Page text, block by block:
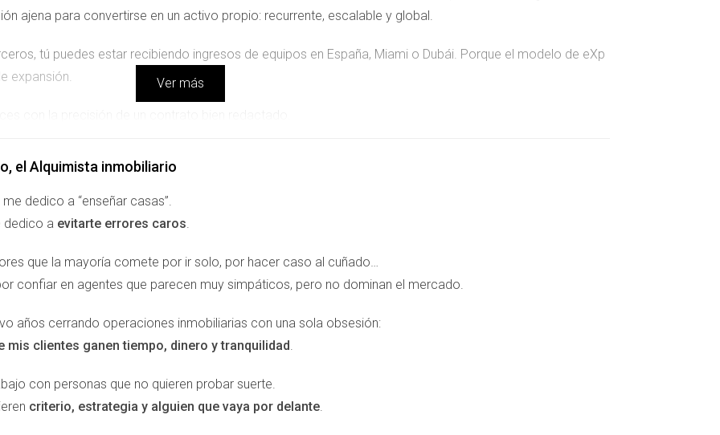
ajena para convertirse en un activo propio: recurrente, escalable y global.
tú puedes estar recibiendo ingresos de equipos en España, Miami o Dubái. Porque el modelo de eXp
expansión.
que manda sin trono
Francia. Solo tenía que mover un papel en su escritorio.
la red de eXp Realty: mueve documentos digitales, lidera equipos internacionales, y construye una
bufete. Control sin exposición. Poder sin peso. Expansión sin desgaste.
Donde antes había sellos de cera, hoy hay CRM, contratos cloud y revenue share. Y donde antes había
y comunidades profesionales.
la ironía también factura)
Ver más
el Alquimista inmobiliario
me dedico a “enseñar casas”.
dedico a evitarte errores caros.
que la mayoría comete por ir solo, por hacer caso al cuñado…
confiar en agentes que parecen muy simpáticos, pero no dominan el mercado.
años cerrando operaciones inmobiliarias con una sola obsesión:
mis clientes ganen tiempo, dinero y tranquilidad.
con personas que no quieren probar suerte.
criterio, estrategia y alguien que vaya por delante.